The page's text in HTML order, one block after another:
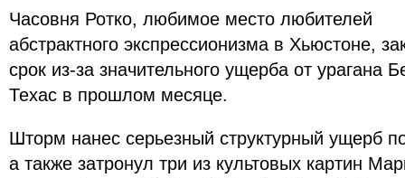
Часовня Ротко, любимое место любителей
абстрактного экспрессионизма в Хьюстоне,
срок из-за значительного ущерба от урагана
Техас в прошлом месяце.
Шторм нанес серьезный структурный ущерб
а также затронул три из культовых картин